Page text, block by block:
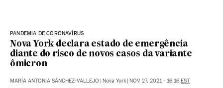
PANDEMIA DE CORONAVÍRUS
Nova York declara estado de emergência
diante do risco de novos casos da variante
ômicron
MARÍA ANTONIA SÁNCHEZ-VALLEJO Nova York NOV 27, 2021 - 16:16 EST